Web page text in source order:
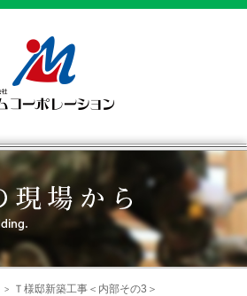
> Ｔ様邸新築工事＜内部その3＞